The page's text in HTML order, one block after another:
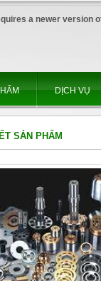
a newer version
DỊCH VỤ
SẢN PHẨM